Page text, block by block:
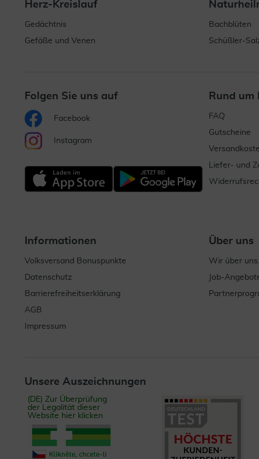
Herz-Kreislauf
Gedächtnis
Gefäße und Venen
Bachblüten
Schüßler-
Folgen Sie uns auf
Facebook
Instagram
Rund um
FAQ
Gutscheine
Liefer- und
Informationen
Volksversand Bonuspunkte
Datenschutz
Barrierefreiheitserklärung
AGB
Impressum
Über uns
Wir über
Job-
Unsere Auszeichnungen
(DE) Zur Überprüfung
der Legalität dieser
Website hier klicken